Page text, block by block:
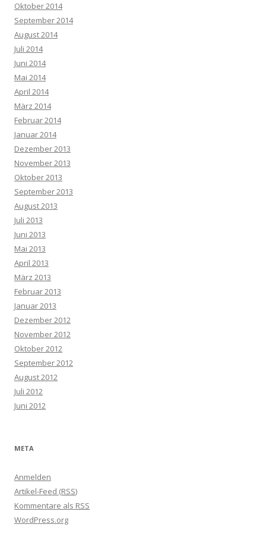
Oktober 2014
September 2014
August 2014
Juli 2014
Juni 2014
Mai 2014
April 2014
März 2014
Februar 2014
Januar 2014
Dezember 2013
November 2013
Oktober 2013
September 2013
August 2013
Juli 2013
Juni 2013
Mai 2013
April 2013
März 2013
Februar 2013
Januar 2013
Dezember 2012
November 2012
Oktober 2012
September 2012
August 2012
Juli 2012
Juni 2012
META
Anmelden
Artikel-Feed (RSS)
Kommentare als RSS
WordPress.org